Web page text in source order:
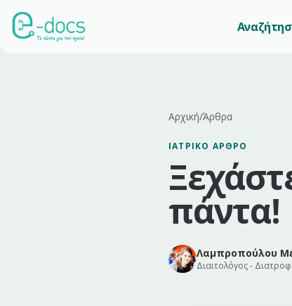
Αρχική/Άρθρα
ΙΑΤΡΙΚΌ ΆΡΘΡΟ
πάντα!
Λαμπροπούλου
Διαιτολόγος -